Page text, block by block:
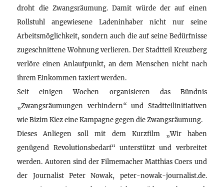
droht die Zwangsräumung. Damit würde der auf einen
Rollstuhl angewiesene Ladeninhaber nicht nur seine
Arbeitsmöglichkeit, sondern auch die auf seine Bedürfnisse
zugeschnittene Wohnung verlieren. Der Stadtteil Kreuzberg
verlöre einen Anlaufpunkt, an dem Menschen nicht nach
ihrem Einkommen taxiert werden.
Seit einigen Wochen organisieren das Bündnis
„Zwangsräumungen verhindern“ und Stadtteilinitiativen
wie Bizim Kiez eine Kampagne gegen die Zwangsräumung.
Dieses Anliegen soll mit dem Kurzfilm „Wir haben
genügend Revolutionsbedarf“ unterstützt und verbreitet
werden. Autoren sind der Filmemacher Matthias Coers und
der Journalist Peter Nowak, peter-nowak-journalist.de.